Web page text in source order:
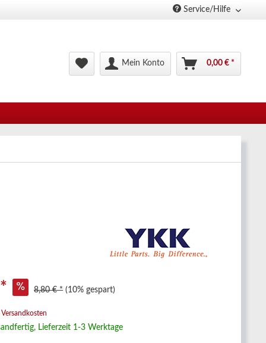
Service/Hilfe
Mein Konto 0,00 € *
8,80 € * (10% gespart)
Versandkosten
Lieferzeit 1-3 Werktage